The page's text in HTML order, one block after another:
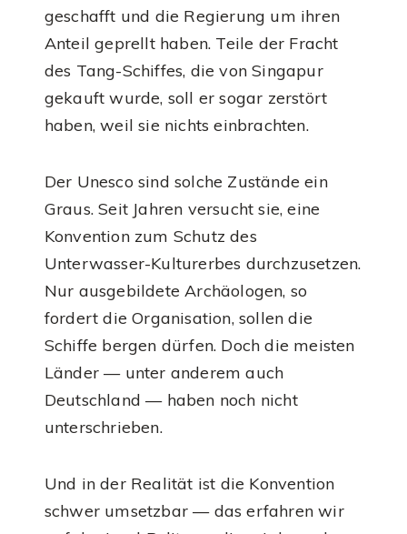
geschafft und die Regierung um ihren
Anteil geprellt haben. Teile der Fracht
des Tang-Schiffes, die von Singapur
gekauft wurde, soll er sogar zerstört
haben, weil sie nichts einbrachten.
Der Unesco sind solche Zustände ein
Graus. Seit Jahren versucht sie, eine
Konvention zum Schutz des
Unterwasser-Kulturerbes durchzusetzen.
Nur ausgebildete Archäologen, so
fordert die Organisation, sollen die
Schiffe bergen dürfen. Doch die meisten
Länder — unter anderem auch
Deutschland — haben noch nicht
unterschrieben.
Und in der Realität ist die Konvention
schwer umsetzbar — das erfahren wir